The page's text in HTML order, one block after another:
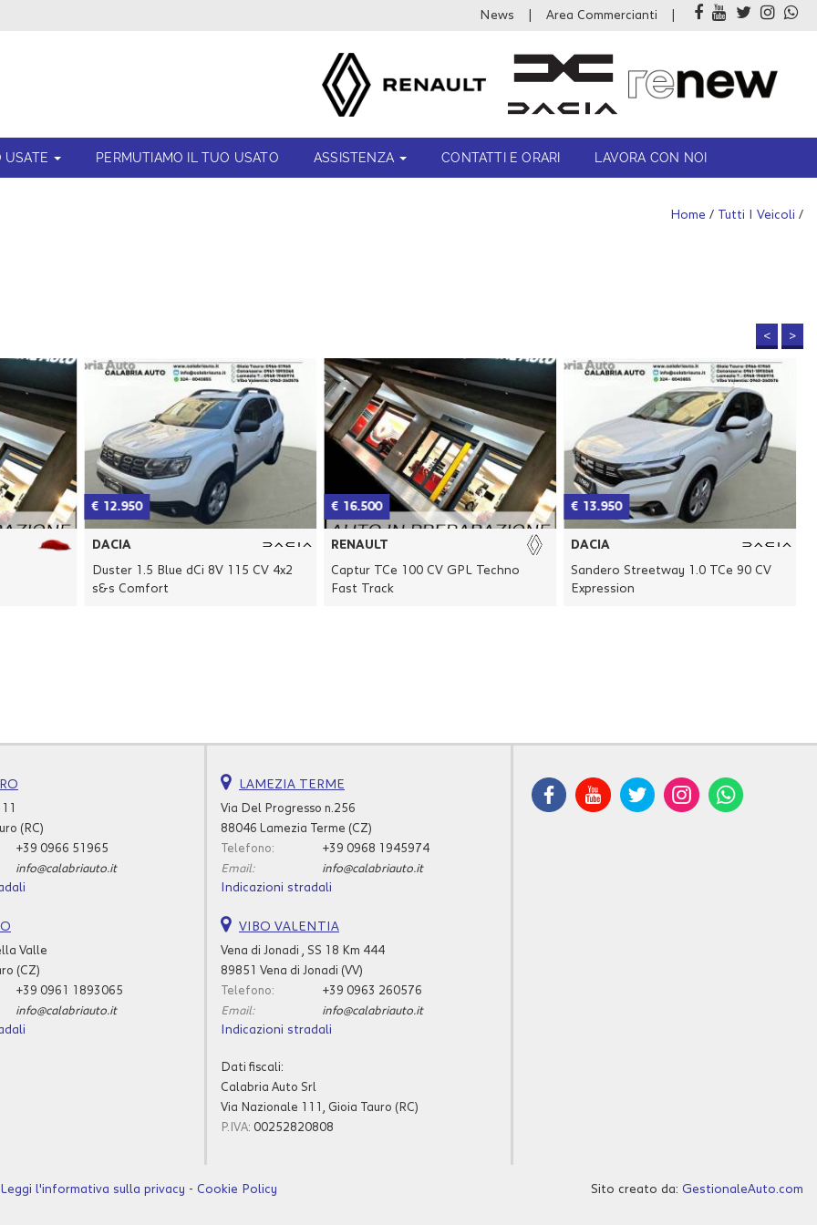
News Area Commercianti
USATE PERMUTIAMO IL TUO USATO ASSISTENZA CONTATTI E ORARI LAVORA CON NOI
Home / Tutti I Veicoli /
< >
€ 12.950
DACIA
Duster 1.5 Blue dCi 8V 115 CV 4x2
s&s Comfort
€ 16.500
RENAULT
Captur TCe 100 CV GPL Techno
Fast Track
€ 13.950
DACIA
Sandero Streetway 1.0 TCe 90 CV
Expression
(RC)
+39 0966 51965
info@calabriauto.it
Valle
(CZ)
+39 0961 1893065
info@calabriauto.it
LAMEZIA TERME
Via Del Progresso n.256
88046 Lamezia Terme (CZ)
Telefono:
+39 0968 1945974
Email:
info@calabriauto.it
Indicazioni stradali
VIBO VALENTIA
Vena di Jonadi , SS 18 Km 444
89851 Vena di Jonadi (VV)
Telefono:
+39 0963 260576
Email:
info@calabriauto.it
Indicazioni stradali
Dati fiscali:
Calabria Auto Srl
Via Nazionale 111, Gioia Tauro (RC)
P.IVA: 00252820808
Leggi l'informativa sulla privacy - Cookie Policy Sito creato da: GestionaleAuto.com